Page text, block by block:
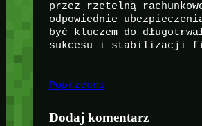
przez rzetelną
odpowiednie
być kluczem do
sukcesu i stabilizacji
Poprzedni
Dodaj komentarz